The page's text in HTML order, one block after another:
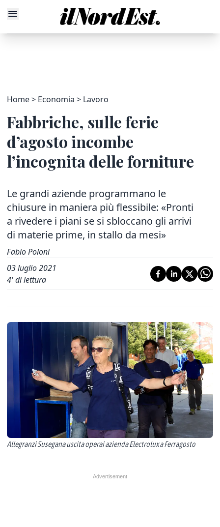
Home Economia Lavoro
Fabbriche, sulle ferie
d’agosto incombe
l’incognita delle forniture
Le grandi aziende programmano le
chiusure in maniera più flessibile: «Pronti
a rivedere i piani se si sbloccano gli arrivi
di materie prime, in stallo da mesi»
Fabio Poloni
03 luglio 2021
4' di lettura
Allegranzi Susegana uscita operai azienda Electrolux a Ferragosto